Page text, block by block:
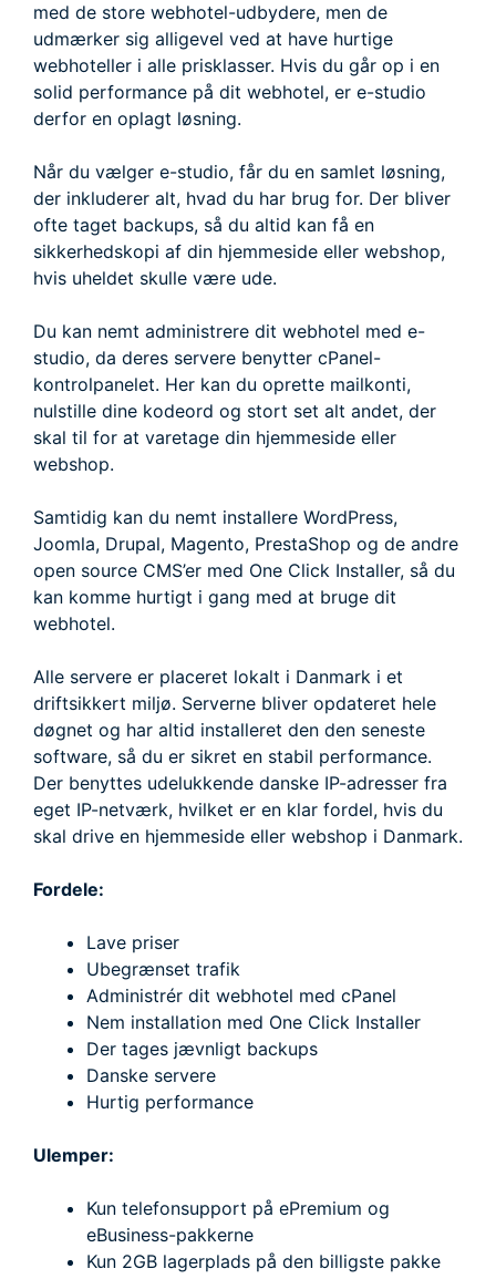
med de store webhotel-udbydere, men de
udmærker sig alligevel ved at have hurtige
webhoteller i alle prisklasser. Hvis du går op i en
solid performance på dit webhotel, er e-studio
derfor en oplagt løsning.
Når du vælger e-studio, får du en samlet løsning,
der inkluderer alt, hvad du har brug for. Der bliver
ofte taget backups, så du altid kan få en
sikkerhedskopi af din hjemmeside eller webshop,
hvis uheldet skulle være ude.
Du kan nemt administrere dit webhotel med e-
studio, da deres servere benytter cPanel-
kontrolpanelet. Her kan du oprette mailkonti,
nulstille dine kodeord og stort set alt andet, der
skal til for at varetage din hjemmeside eller
webshop.
Samtidig kan du nemt installere WordPress,
Joomla, Drupal, Magento, PrestaShop og de andre
open source CMS’er med One Click Installer, så du
kan komme hurtigt i gang med at bruge dit
webhotel.
Alle servere er placeret lokalt i Danmark i et
driftsikkert miljø. Serverne bliver opdateret hele
døgnet og har altid installeret den den seneste
software, så du er sikret en stabil performance.
Der benyttes udelukkende danske IP-adresser fra
eget IP-netværk, hvilket er en klar fordel, hvis du
skal drive en hjemmeside eller webshop i Danmark.
Fordele:
Lave priser
Ubegrænset trafik
Administrér dit webhotel med cPanel
Nem installation med One Click Installer
Der tages jævnligt backups
Danske servere
Hurtig performance
Ulemper:
Kun telefonsupport på ePremium og
eBusiness-pakkerne
Kun 2GB lagerplads på den billigste pakke